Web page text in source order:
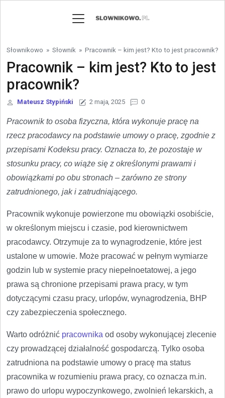
Słownikowo » Słownik » Pracownik – kim jest? Kto to jest pracownik?
Pracownik – kim jest? Kto to jest
pracownik?
Mateusz Stypiński 2 maja, 2025 0
Pracownik to osoba fizyczna, która wykonuje pracę na
rzecz pracodawcy na podstawie umowy o pracę, zgodnie z
przepisami Kodeksu pracy. Oznacza to, że pozostaje w
stosunku pracy, co wiąże się z określonymi prawami i
obowiązkami po obu stronach – zarówno ze strony
zatrudnionego, jak i zatrudniającego.
Pracownik wykonuje powierzone mu obowiązki osobiście,
w określonym miejscu i czasie, pod kierownictwem
pracodawcy. Otrzymuje za to wynagrodzenie, które jest
ustalone w umowie. Może pracować w pełnym wymiarze
godzin lub w systemie pracy niepełnoetatowej, a jego
prawa są chronione przepisami prawa pracy, w tym
dotyczącymi czasu pracy, urlopów, wynagrodzenia, BHP
czy zabezpieczenia społecznego.
Warto odróżnić pracownika od osoby wykonującej zlecenie
czy prowadzącej działalność gospodarczą. Tylko osoba
zatrudniona na podstawie umowy o pracę ma status
pracownika w rozumieniu prawa pracy, co oznacza m.in.
prawo do urlopu wypoczynkowego, zwolnień lekarskich, a